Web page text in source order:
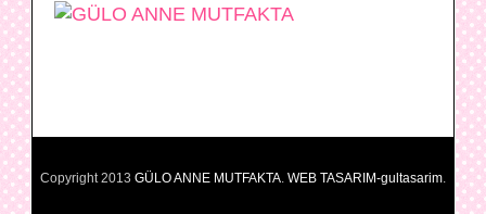
Copyright 2013 GÜLO ANNE MUTFAKTA. WEB TASARIM-gultasarim.